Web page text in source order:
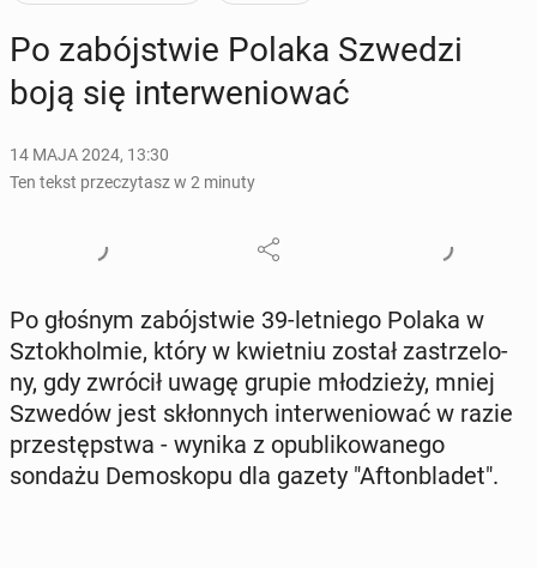
Po za­bój­stwie Polaka Szwedzi
boją się in­ter­we­nio­wać
14 MAJA 2024, 13:30
Ten tekst przeczytasz w 2 minuty
Po głośnym za­bój­stwie 39-let­nie­go Polaka w
Sztok­hol­mie, który w kwiet­niu został za­strze­lo­
ny, gdy zwrócił uwagę grupie mło­dzie­ży, mniej
Szwedów jest skłon­nych in­ter­we­nio­wać w razie
prze­stęp­stwa - wynika z opu­bli­ko­wa­ne­go
sondażu De­mo­sko­pu dla gazety "Afton­bla­det".